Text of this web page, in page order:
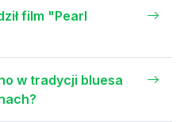
film "Pearl
w tradycji bluesa